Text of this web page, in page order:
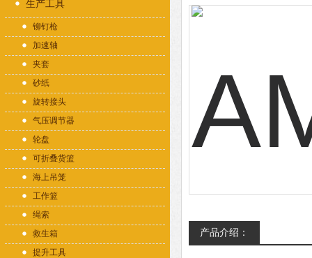
生产工具
铆钉枪
加速轴
夹套
砂纸
旋转接头
气压调节器
轮盘
可折叠货篮
海上吊笼
工作篮
绳索
救生箱
提升工具
产品介绍：